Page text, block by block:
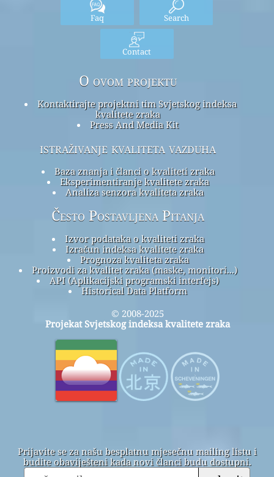
Faq Search
Contact
O ovom projektu
Kontaktirajte projektni tim Svjetskog indeksa
kvalitete zraka
Press And Media Kit
istraživanje kvaliteta vazduha
Baza znanja i članci o kvaliteti zraka
Eksperimentiranje kvalitete zraka
Analiza senzora kvaliteta zraka
Često Postavljena Pitanja
Izvor podataka o kvaliteti zraka
Izračun indeksa kvalitete zraka
Prognoza kvaliteta zraka
Proizvodi za kvalitet zraka (maske, monitori...)
API (Aplikacijski programski interfejs)
Historical Data Platform
© 2008-2025
Projekat Svjetskog indeksa kvalitete zraka
Prijavite se za našu besplatnu mjesečnu mailing listu i
budite obaviješteni kada novi članci budu dostupni.